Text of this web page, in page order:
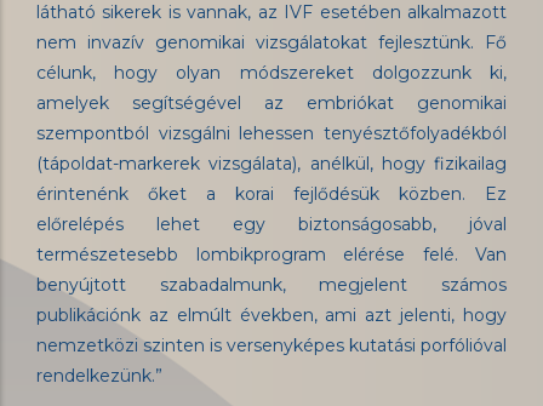
látható sikerek is vannak, az IVF esetében alkalmazott
nem invazív genomikai vizsgálatokat fejlesztünk. Fő
célunk, hogy olyan módszereket dolgozzunk ki,
amelyek segítségével az embriókat genomikai
szempontból vizsgálni lehessen tenyésztőfolyadékból
(tápoldat-markerek vizsgálata), anélkül, hogy fizikailag
érintenénk őket a korai fejlődésük közben. Ez
előrelépés lehet egy biztonságosabb, jóval
természetesebb lombikprogram elérése felé. Van
benyújtott szabadalmunk, megjelent számos
publikációnk az elmúlt években, ami azt jelenti, hogy
nemzetközi szinten is versenyképes kutatási porfólióval
rendelkezünk.”